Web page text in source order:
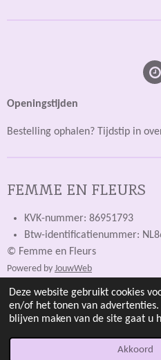
Deze website gebruikt cookies
en/of het tonen van
blijven maken van de site gaat u
Akkoord
Openingstijden
Bestelling ophalen? Tijdstip in
FEMME EN FLEURS
KVK-nummer: 86951793
Btw-identificatienummer:
© Femme en Fleurs
Powered by JouwWeb